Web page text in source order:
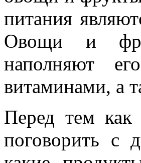
питания
Овощи и
наполняют
витаминами, а
Перед тем как
поговорить с